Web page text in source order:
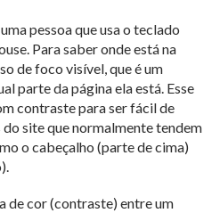
pessoa que usa o teclado
Para saber onde está na
de foco visível, que é um
parte da página ela está. Esse
contraste para ser fácil de
site que normalmente tendem
o cabeçalho (parte de cima)
de cor (contraste) entre um